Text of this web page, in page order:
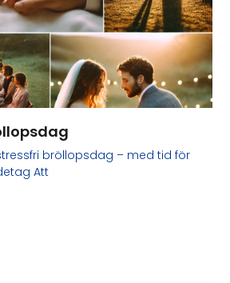
bröllopsdag – med tid för
Att